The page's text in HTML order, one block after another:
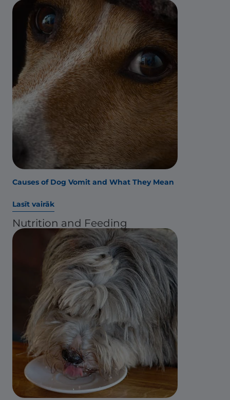
Causes of Dog Vomit and What They Mean
Lasīt vairāk
Nutrition and Feeding